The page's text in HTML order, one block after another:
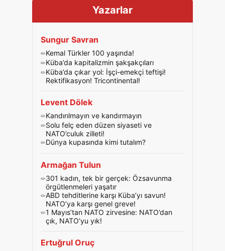
Yazarlar
Sungur Savran
Kemal Türkler 100 yaşında!
Küba’da kapitalizmin şakşakçıları
Küba’da çıkar yol: İşçi-emekçi teftişi!
Rektifikasyon! Tricontinental!
Levent Dölek
Kandırılmayın ve kandırmayın
Solu felç eden düzen siyaseti ve
NATO’culuk zilleti!
Dünya kupasında kimi tutalım?
Armağan Tulun
301 kadın, tek bir gerçek: Özsavunma
örgütlenmeleri yaşatır
ABD tehditlerine karşı Küba’yı savun!
NATO’ya karşı genel greve!
1 Mayıs’tan NATO zirvesine: NATO’dan
çık, NATO’yu yık!
Ertuğrul Oruç